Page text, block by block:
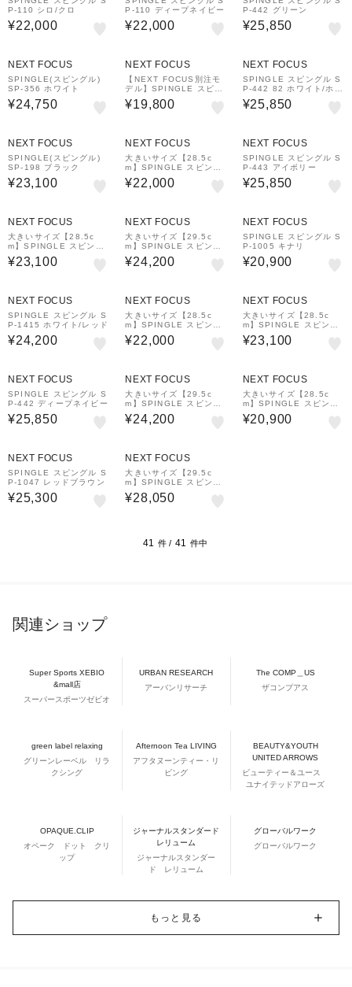
P-110 シロ/クロ
¥22,000
P-110 ディープネイビー
¥22,000
P-442 グリーン
¥25,850
NEXT FOCUS
SPINGLE(スピングル)
SP-356 ホワイト
¥24,750
NEXT FOCUS
【NEXT FOCUS別注モ
デル】SPINGLE スピン
グル SP-167YY
¥19,800
NEXT FOCUS
SPINGLE スピングル S
P-442 82 ホワイト/ホワ
イト
¥25,850
NEXT FOCUS
SPINGLE(スピングル)
SP-198 ブラック
¥23,100
NEXT FOCUS
大きいサイズ【28.5c
m】SPINGLE スピング
ル SPM-110 シロ/クレ
ープ
¥22,000
NEXT FOCUS
SPINGLE スピングル S
P-443 アイボリー
¥25,850
NEXT FOCUS
大きいサイズ【28.5c
m】SPINGLE スピング
ル SPM-341 ダークブル
ー
¥23,100
NEXT FOCUS
大きいサイズ【29.5c
m】SPINGLE スピング
ル SP-110 L アイボリー
¥24,200
NEXT FOCUS
SPINGLE スピングル S
P-1005 キナリ
¥20,900
NEXT FOCUS
SPINGLE スピングル S
P-1415 ホワイト/レッド
¥24,200
NEXT FOCUS
大きいサイズ【28.5c
m】SPINGLE スピング
ル SPM-110 ライトイエ
ロー
¥22,000
NEXT FOCUS
大きいサイズ【28.5c
m】SPINGLE スピング
ル SPM-341 61 ホワイ
ト
¥23,100
NEXT FOCUS
SPINGLE スピングル S
P-442 ディープネイビー
¥25,850
NEXT FOCUS
大きいサイズ【29.5c
m】SPINGLE スピング
ル SP-110 L ブラック/
ブラック
¥24,200
NEXT FOCUS
大きいサイズ【28.5c
m】SPINGLE スピング
ル SPM-115 ホワイト/
ベージュ
¥20,900
NEXT FOCUS
SPINGLE スピングル S
P-1047 レッドブラウン
¥25,300
NEXT FOCUS
大きいサイズ【29.5c
m】SPINGLE スピング
ル SP-442 L ライトグレ
ー
¥28,050
41 件 / 41 件中
関連ショップ
Super Sports XEBIO
&mall店
スーパースポーツゼビオ
URBAN RESEARCH
アーバンリサーチ
The COMP＿US
ザコンプアス
green label relaxing
グリーンレーベル リラ
クシング
Afternoon Tea LIVING
アフタヌーンティー・リ
ビング
BEAUTY&YOUTH
UNITED ARROWS
ビューティー＆ユース
ユナイテッドアローズ
OPAQUE.CLIP
オペーク ドット クリ
ップ
ジャーナルスタンダード
レリューム
ジャーナルスタンダー
ド レリューム
グローバルワーク
グローバルワーク
もっと見る